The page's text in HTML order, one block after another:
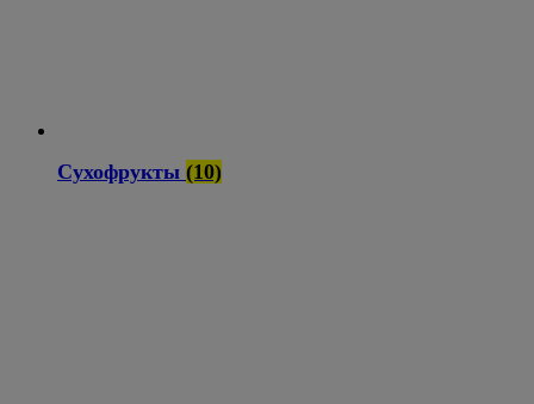
Сухофрукты (10)